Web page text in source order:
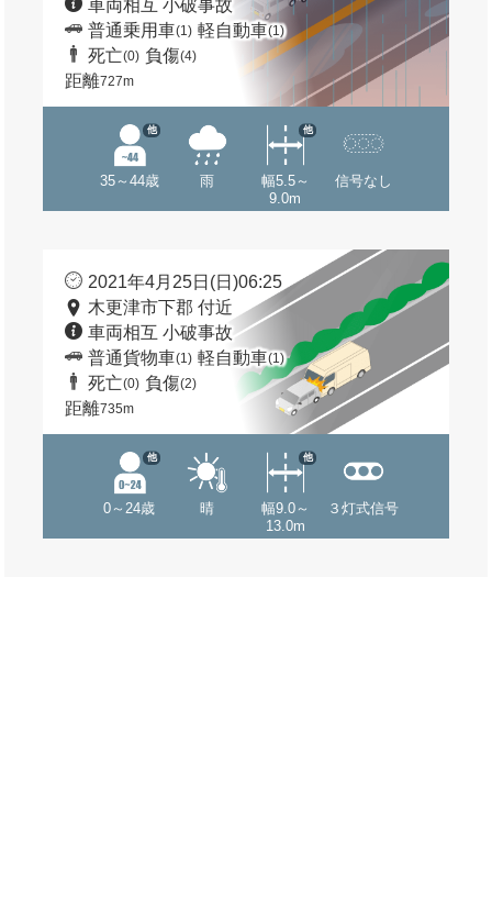
車両相互 小破事故
普通乗用車(1) 軽自動車(1)
死亡(0) 負傷(4)
距離727m
35～44歳
他
雨
幅5.5～
9.0m
他
信号なし
2021年4月25日(日)06:25
木更津市下郡 付近
車両相互 小破事故
普通貨物車(1) 軽自動車(1)
死亡(0) 負傷(2)
距離735m
0～24歳
他
晴
幅9.0～
13.0m
他
３灯式信号